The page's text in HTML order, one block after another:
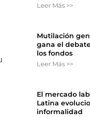
Leer Más >>
Mutilación
gana el
los fondos
Leer Más >>
El mercado
Latina
informalidad